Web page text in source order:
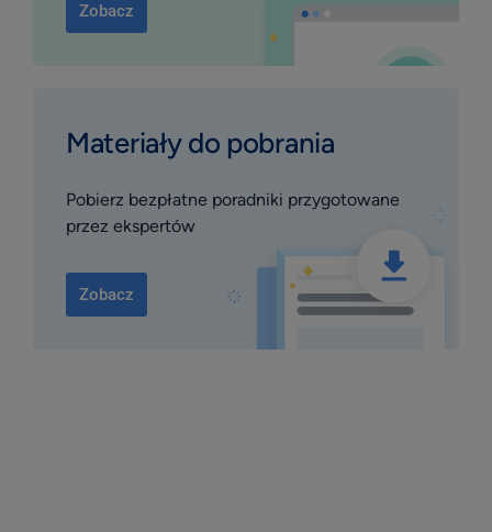
Zobacz
Materiały do pobrania
Pobierz bezpłatne poradniki przygotowane
przez ekspertów
Zobacz